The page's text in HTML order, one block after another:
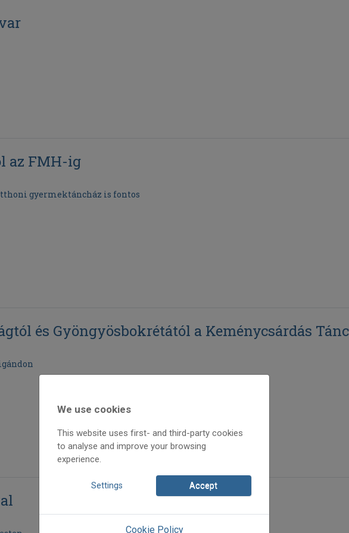
az FMH-ig
gyermektáncház is fontos
és Gyöngyösbokrétától a Keménycsárdás
We use cookies
This website uses first- and third-party cookies
to analyse and improve your browsing
experience.
Settings Accept
Cookie Policy